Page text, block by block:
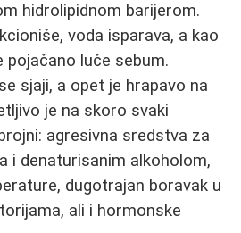
hidrolipidnom barijerom.
voda isparava, a kao
pojačano luče sebum.
sjaji, a opet je hrapavo na
je na skoro svaki
agresivna sredstva za
i denaturisanim alkoholom,
dugotrajan boravak u
ali i hormonske